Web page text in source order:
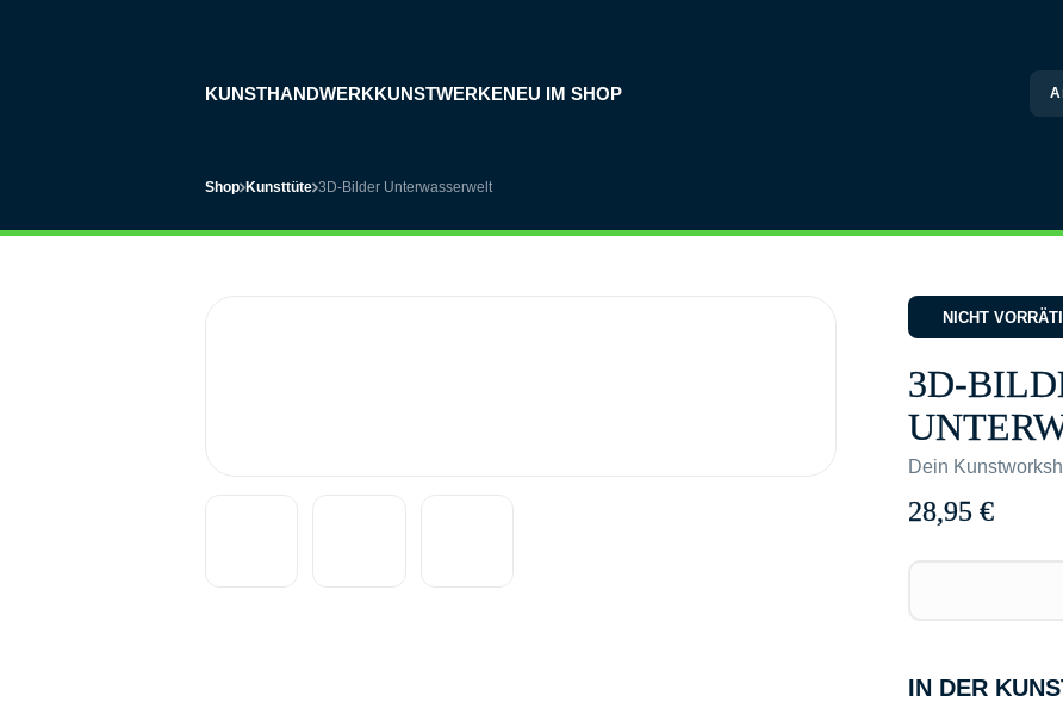
KUNSTHANDWERKKUNSTWERKENEU IM SHOP
Shop Kunsttüte 3D-Bilder Unterwasserwelt
NICHT
3D-
Dein
28,95 €
IN DER